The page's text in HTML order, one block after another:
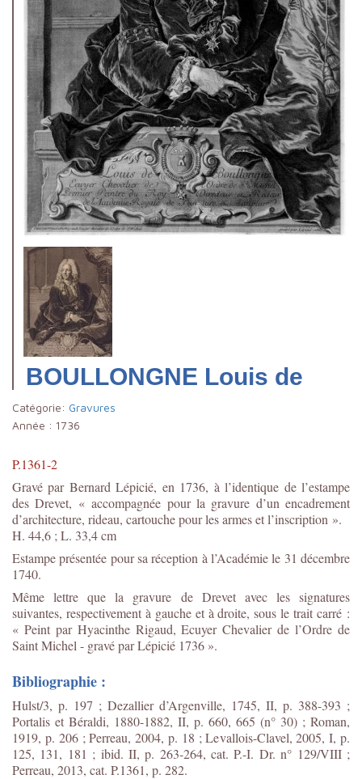
BOULLONGNE Louis de
Catégorie: Gravures
Année : 1736
P.1361-2
Gravé par Bernard Lépicié, en 1736, à l’identique de l’estampe
des Drevet, « accompagnée pour la gravure d’un encadrement
d’architecture, rideau, cartouche pour les armes et l’inscription ».
H. 44,6 ; L. 33,4 cm
Estampe présentée pour sa réception à l’Académie le 31 décembre
1740.
Même lettre que la gravure de Drevet avec les signatures
suivantes, respectivement à gauche et à droite, sous le trait carré :
« Peint par Hyacinthe Rigaud, Ecuyer Chevalier de l’Ordre de
Saint Michel - gravé par Lépicié 1736 ».
Bibliographie :
Hulst/3, p. 197 ; Dezallier d’Argenville, 1745, II, p. 388-393 ;
Portalis et Béraldi, 1880-1882, II, p. 660, 665 (n° 30) ; Roman,
1919, p. 206 ; Perreau, 2004, p. 18 ; Levallois-Clavel, 2005, I, p.
125, 131, 181 ; ibid. II, p. 263-264, cat. P.-I. Dr. n° 129/VIII ;
Perreau, 2013, cat. P.1361, p. 282.